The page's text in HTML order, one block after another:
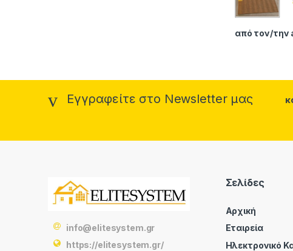
από τον/την
Εγγραφείτε στο Newsletter μας
info@elitesystem.gr
https://elitesystem.gr/
Σελίδες
Αρχική
Εταιρεία
Ηλεκτρονικό